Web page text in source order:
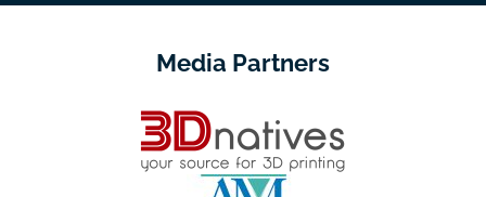
Media Partners